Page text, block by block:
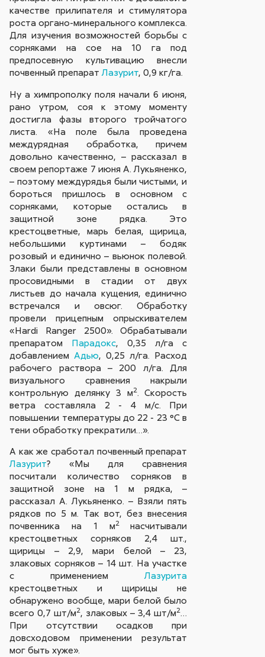
качестве прилипателя и стимулятора
роста органо-минерального комплекса.
Для изучения возможностей борьбы с
сорняками на сое на 10 га под
предпосевную культивацию внесли
почвенный препаратЛазурит, 0,9 кг/га.
Ну а химпрополку поля начали 6 июня,
рано утром, соя к этому моменту
достигла фазы второго тройчатого
листа. «На поле была проведена
междурядная обработка, причем
довольно качественно, – рассказал в
своем репортаже 7 июня А. Лукьяненко,
– поэтому междурядья были чистыми, и
бороться пришлось в основном с
сорняками, которые остались в
защитной зоне рядка. Это
крестоцветные, марь белая, щирица,
небольшими куртинами – бодяк
розовый и единично – вьюнок полевой.
Злаки были представлены в основном
просовидными в стадии от двух
листьев до начала кущения, единично
встречался и овсюг. Обработку
провели прицепным опрыскивателем
«Hardi Ranger 2500». Обрабатывали
препаратом Парадокс, 0,35 л/га с
добавлением Адью, 0,25 л/га. Расход
рабочего раствора – 200 л/га. Для
визуального сравнения накрыли
контрольную делянку 3 м2. Скорость
ветра составляла 2 - 4 м/с. При
повышении температуры до 22 - 23 °С в
тени обработку прекратили…».
А как же сработал почвенный препарат
Лазурит? «Мы для сравнения
посчитали количество сорняков в
защитной зоне на 1 м рядка, –
рассказал А. Лукьяненко. – Взяли пять
рядков по 5 м. Так вот, без внесения
почвенника на 1 м2насчитывали
крестоцветных сорняков 2,4 шт.,
щирицы – 2,9, мари белой – 23,
злаковых сорняков – 14 шт. На участке
с применениемЛазурита
крестоцветных и щирицы не
обнаружено вообще, мари белой было
всего 0,7 шт/м2, злаковых – 3,4 шт/м2…
При отсутствии осадков при
довсходовом применении результат
мог быть хуже».